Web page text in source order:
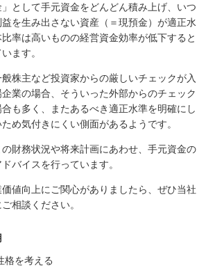
として手元資金をどんどん積み上げ、いつ
を生み出さない資産（＝現預金）が適正水
率は高いものの経営資金効率が低下すると
ます。
般株主など投資家からの厳しいチェックが入
業の場合、そういった外部からのチェック
も多く、またあるべき適正水準を明確にし
め気付きにくい側面があるようです。
財務状況や将来計画にあわせ、手元資金の
バイスを行っています。
値向上にご関心がありましたら、ぜひ当社
相談ください。
格を考える